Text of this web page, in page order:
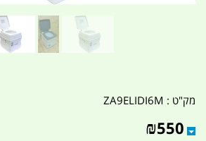
מק"ט : ZA9ELIDI6M
₪550